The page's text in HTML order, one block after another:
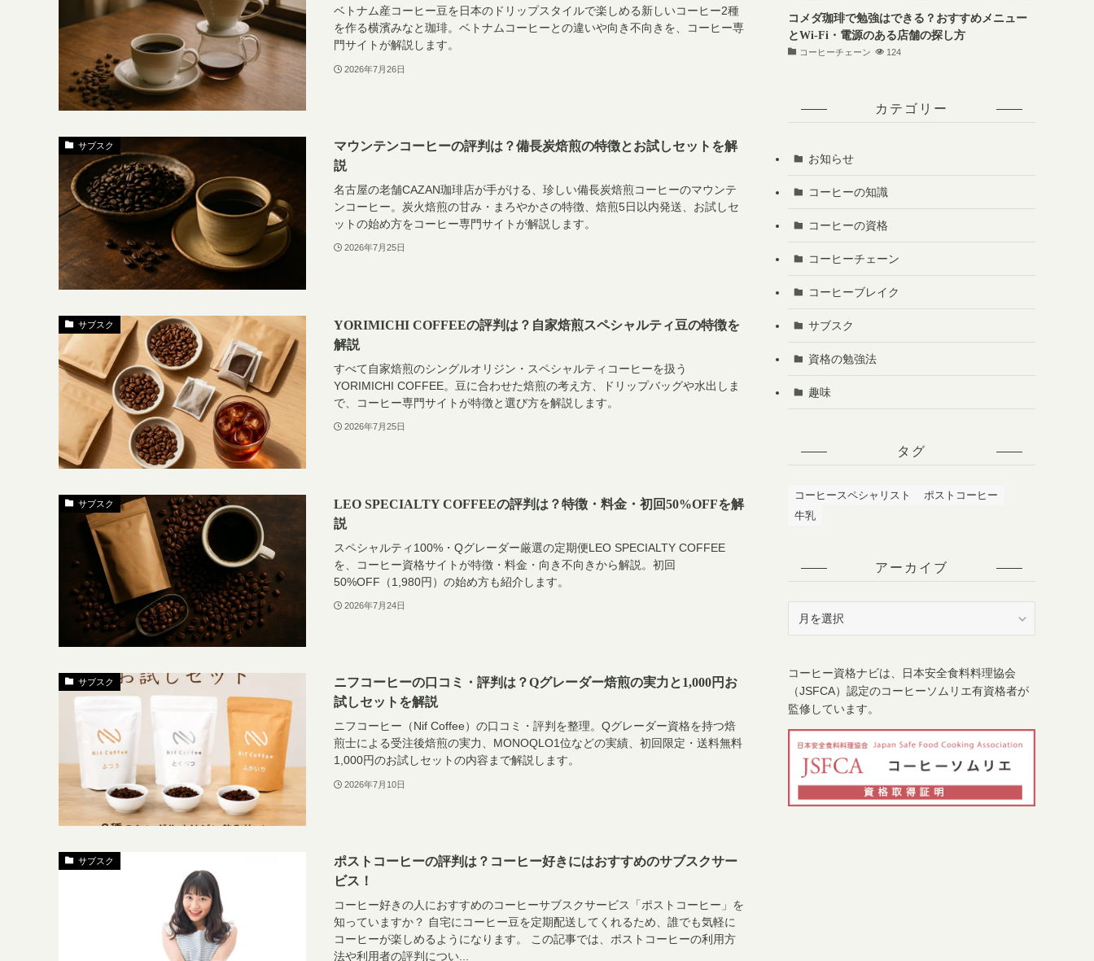
ベトナム産コーヒー豆を日本のドリップスタイルで楽しめる新しいコーヒー2種
を作る横濱みなと珈琲。ベトナムコーヒーとの違いや向き不向きを、コーヒー専
門サイトが解説します。
2026年7月26日
サブスク
マウンテンコーヒーの評判は？備長炭焙煎の特徴とお試しセットを解
説
名古屋の老舗CAZAN珈琲店が手がける、珍しい備長炭焙煎コーヒーのマウンテ
ンコーヒー。炭火焙煎の甘み・まろやかさの特徴、焙煎5日以内発送、お試しセ
ットの始め方をコーヒー専門サイトが解説します。
2026年7月25日
サブスク
YORIMICHI COFFEEの評判は？自家焙煎スペシャルティ豆の特徴を
解説
すべて自家焙煎のシングルオリジン・スペシャルティコーヒーを扱う
YORIMICHI COFFEE。豆に合わせた焙煎の考え方、ドリップバッグや水出しま
で、コーヒー専門サイトが特徴と選び方を解説します。
2026年7月25日
サブスク
LEO SPECIALTY COFFEEの評判は？特徴・料金・初回50%OFFを解
説
スペシャルティ100%・Qグレーダー厳選の定期便LEO SPECIALTY COFFEE
を、コーヒー資格サイトが特徴・料金・向き不向きから解説。初回
50%OFF（1,980円）の始め方も紹介します。
2026年7月24日
サブスク
ニフコーヒーの口コミ・評判は？Qグレーダー焙煎の実力と1,000円お
試しセットを解説
ニフコーヒー（Nif Coffee）の口コミ・評判を整理。Qグレーダー資格を持つ焙
煎士による受注後焙煎の実力、MONOQLO1位などの実績、初回限定・送料無料
1,000円のお試しセットの内容まで解説します。
2026年7月10日
サブスク
ポストコーヒーの評判は？コーヒー好きにはおすすめのサブスクサー
ビス！
コーヒー好きの人におすすめのコーヒーサブスクサービス「ポストコーヒー」を
知っていますか？ 自宅にコーヒー豆を定期配送してくれるため、誰でも気軽に
コーヒーが楽しめるようになります。 この記事では、ポストコーヒーの利用方
法や利用者の評判につい...
コメダ珈琲で勉強はできる？おすすめメニュー
とWi-Fi・電源のある店舗の探し方
コーヒーチェーン 124
カテゴリー
お知らせ
コーヒーの知識
コーヒーの資格
コーヒーチェーン
コーヒーブレイク
サブスク
資格の勉強法
趣味
タグ
コーヒースペシャリスト
ポストコーヒー
牛乳
アーカイブ
ブ
コーヒー資格ナビは、日本安全食料料理協会
（JSFCA）認定のコーヒーソムリエ有資格者が
監修しています。